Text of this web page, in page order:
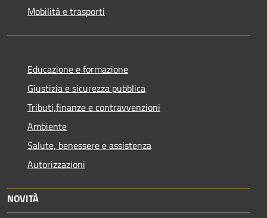
Mobilità e trasporti
Educazione e formazione
Giustizia e sicurezza pubblica
Tributi,finanze e contravvenzioni
Ambiente
Salute, benessere e assistenza
Autorizzazioni
NOVITÀ